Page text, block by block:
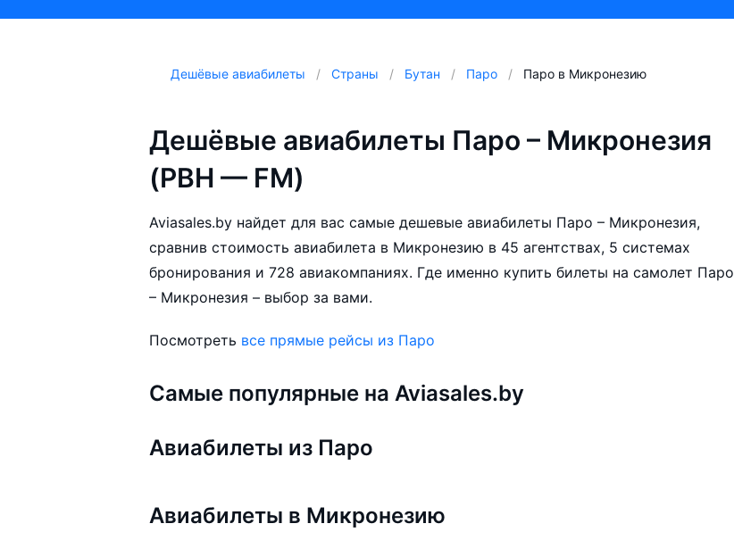
Дешёвые авиабилеты Страны Бутан Паро Паро в Микронезию
Дешёвые авиабилеты Паро – Микронезия
(PBH — FM)
Aviasales.by найдет для вас самые дешевые авиабилеты Паро – Микронезия,
сравнив стоимость авиабилета в Микронезию в 45 агентствах, 5 системах
бронирования и 728 авиакомпаниях. Где именно купить билеты на самолет Паро
– Микронезия – выбор за вами.
Посмотреть все прямые рейсы из Паро
Самые популярные на Aviasales.by
Авиабилеты из Паро
Авиабилеты в Микронезию